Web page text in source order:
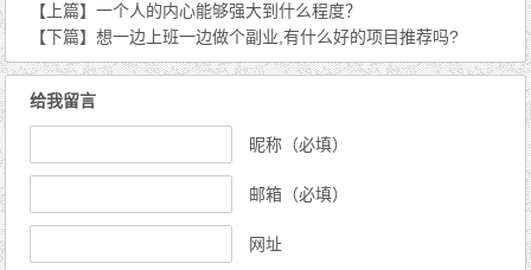
【上篇】一个人的内心能够强大到什么程度？
【下篇】想一边上班一边做个副业,有什么好的项目推荐吗?
给我留言
昵称（必填）
邮箱（必填）
网址